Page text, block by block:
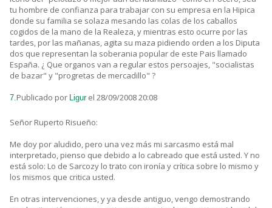
tu hombre de confianza para trabajar con su empresa en la Hipica
donde su familia se solaza mesando las colas de los caballos
cogidos de la mano de la Realeza, y mientras esto ocurre por las
tardes, por las mañanas, agita su maza pidiendo orden a los Diputa
dos que representan la soberania popular de este Pais llamado
España. ¿ Que organos van a regular estos persoajes, "socialistas
de bazar" y "progretas de mercadillo" ?
7.Publicado por Ligur el 28/09/2008 20:08
Señor Ruperto Risueño:
Me doy por aludido, pero una vez más mi sarcasmo está mal
interpretado, pienso que debido a lo cabreado que está usted. Y no
está solo: Lo de Sarcozy lo trato con ironía y crítica sobre lo mismo y
los mismos que critica usted.
En otras intervenciones, y ya desde antiguo, vengo demostrando